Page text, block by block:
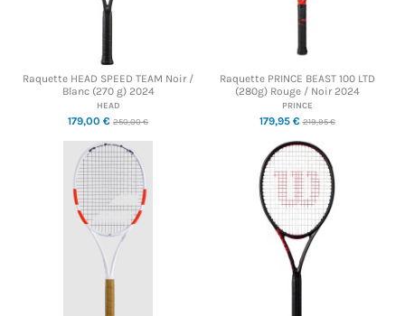
Raquette HEAD SPEED TEAM Noir /
Blanc (270 g) 2024
HEAD
179,00 € 250,00 €
Raquette PRINCE BEAST 100 LTD
(280g) Rouge / Noir 2024
PRINCE
179,95 €219,95 €